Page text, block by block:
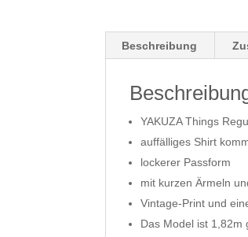
Beschreibung
YAKUZA Things
auffälliges Shirt
lockerer Passform
mit kurzen Ärmeln
Vintage-Print und
Das Model ist 1,82m